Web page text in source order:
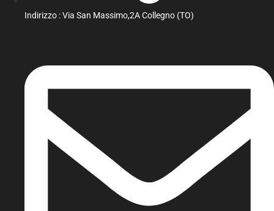
Indirizzo : Via San Massimo,2A Collegno (TO)